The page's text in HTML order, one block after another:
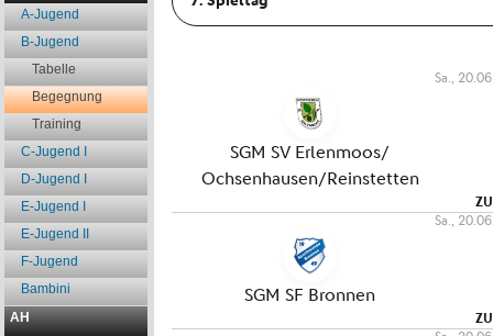
A-Jugend
B-Jugend
Tabelle
Begegnung
Training
C-Jugend I
D-Jugend I
E-Jugend I
E-Jugend II
F-Jugend
Bambini
AH